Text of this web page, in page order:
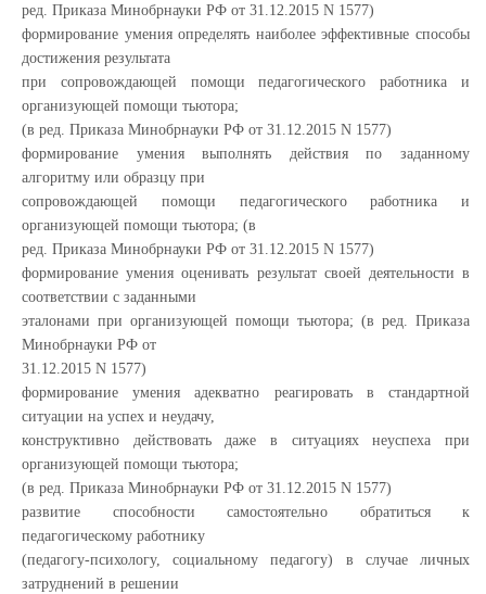
ред. Приказа Минобрнауки РФ от 31.12.2015 N 1577)
формирование умения определять наиболее эффективные способы
достижения результата
при сопровождающей помощи педагогического работника и
организующей помощи тьютора;
(в ред. Приказа Минобрнауки РФ от 31.12.2015 N 1577)
формирование умения выполнять действия по заданному
алгоритму или образцу при
сопровождающей помощи педагогического работника и
организующей помощи тьютора; (в
ред. Приказа Минобрнауки РФ от 31.12.2015 N 1577)
формирование умения оценивать результат своей деятельности в
соответствии с заданными
эталонами при организующей помощи тьютора; (в ред. Приказа
Минобрнауки РФ от
31.12.2015 N 1577)
формирование умения адекватно реагировать в стандартной
ситуации на успех и неудачу,
конструктивно действовать даже в ситуациях неуспеха при
организующей помощи тьютора;
(в ред. Приказа Минобрнауки РФ от 31.12.2015 N 1577)
развитие способности самостоятельно обратиться к
педагогическому работнику
(педагогу-психологу, социальному педагогу) в случае личных
затруднений в решении